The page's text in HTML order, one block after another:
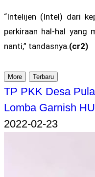
“Intelijen (Intel) dari
perkiraan hal-hal yang
nanti,” tandasnya.(cr2)
More Terbaru
TP PKK Desa
Lomba Garnish
2022-02-23